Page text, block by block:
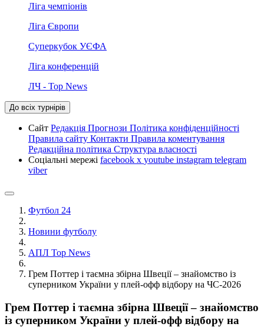
Ліга чемпіонів
Ліга Європи
Суперкубок УЄФА
Ліга конференцій
ЛЧ - Top News
До всіх турнірів
Сайт Редакція Прогнози Політика конфіденційності
Правила сайту Контакти Правила коментування
Редакційна політика Структура власності
Соціальні мережі facebook x youtube instagram telegram
viber
Футбол 24
Новини футболу
АПЛ Top News
Грем Поттер і таємна збірна Швеції – знайомство із
суперником України у плей-офф відбору на ЧС-2026
Грем Поттер і таємна збірна Швеції – знайомство
із суперником України у плей-офф відбору на